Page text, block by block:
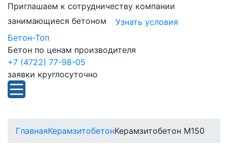
Приглашаем к сотрудничеству компании
занимающиеся бетоном
Узнать условия
Бетон-Топ
Бетон по ценам производителя
+7 (4722) 77-98-05
заявки круглосуточно
ГлавнаяКерамзитобетонКерамзитобетон М150